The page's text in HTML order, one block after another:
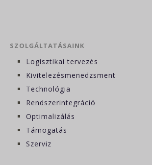
SZOLGÁLTATÁSAINK
Logisztikai tervezés
Kivitelezésmenedzsment
Technológia
Rendszerintegráció
Optimalizálás
Támogatás
Szerviz